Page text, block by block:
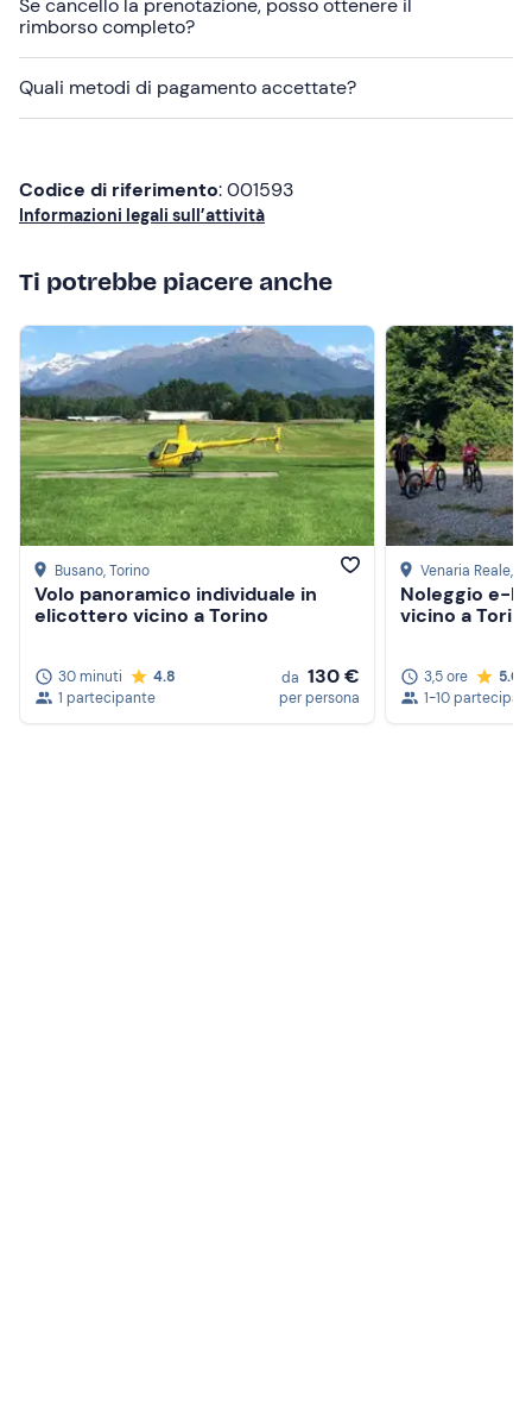
Abbigliamento consigliato
Abbigliamento sportivo
Se cancello la prenotazione, posso ottenere il
rimborso completo?
Quali metodi di pagamento accettate?
Codice di riferimento: 001593
Informazioni legali sull’attività
Ti potrebbe piacere anche
Busano, Torino
Volo panoramico individuale in
elicottero vicino a Torino
30 minuti
4.8
1 partecipante
da 130 €
per persona
Venaria Reale,
Noleggio e-
vicino a
3,5 ore
5.0
1-10